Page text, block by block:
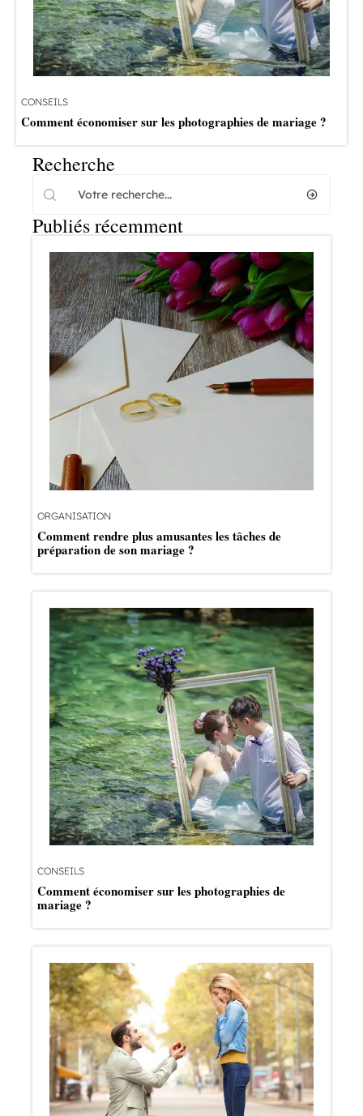
CONSEILS
Comment économiser sur les photographies de mariage ?
Recherche
Publiés récemment
ORGANISATION
Comment rendre plus amusantes les tâches de
préparation de son mariage ?
CONSEILS
Comment économiser sur les photographies de
mariage ?